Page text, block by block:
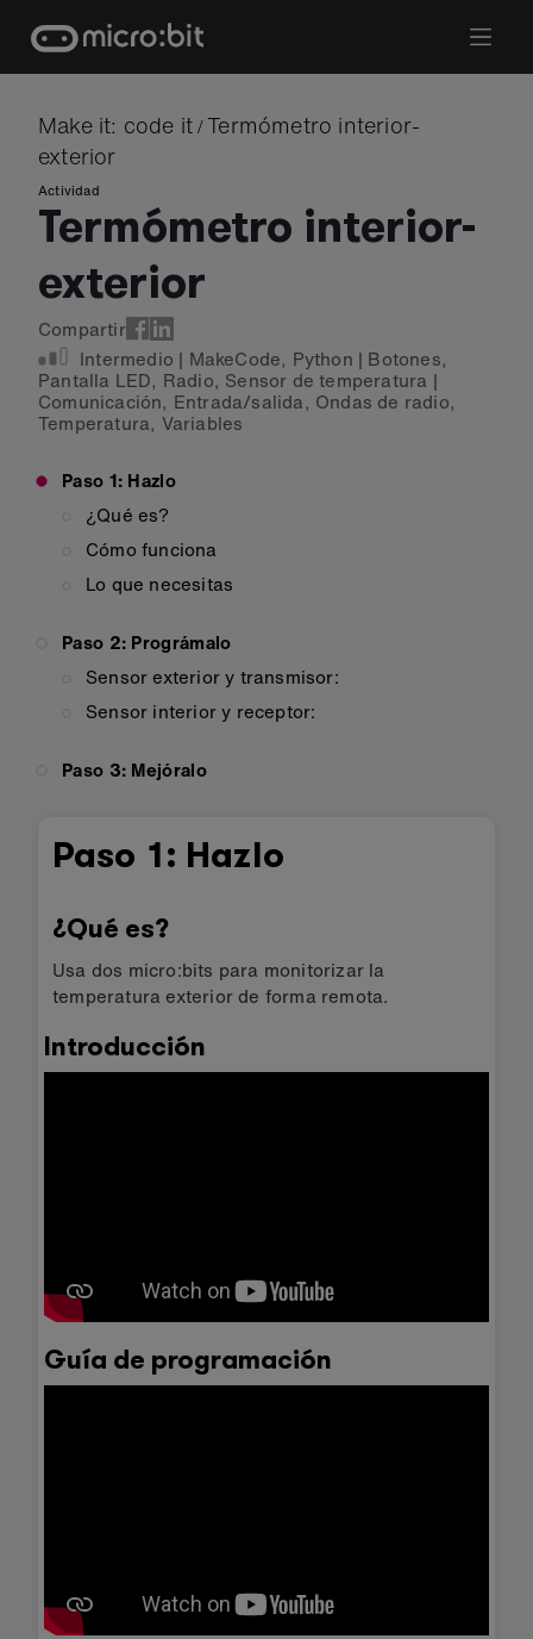
content
Make it: code it /Termómetro interior-
exterior
Actividad
Termómetro interior-
exterior
Compartir
Intermedio | MakeCode, Python | Botones,
Pantalla LED, Radio, Sensor de temperatura |
Comunicación, Entrada/salida, Ondas de radio,
Temperatura, Variables
Paso 1: Hazlo
¿Qué es?
Cómo funciona
Lo que necesitas
Paso 2: Prográmalo
Sensor exterior y transmisor:
Sensor interior y receptor:
Paso 3: Mejóralo
Paso 1: Hazlo
¿Qué es?
Usa dos micro:bits para monitorizar la
temperatura exterior de forma remota.
Introducción
Guía de programación